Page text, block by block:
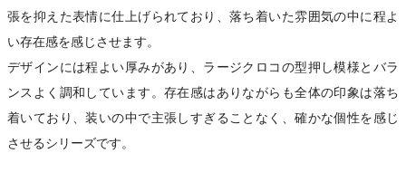
張を抑えた表情に仕上げられており、落ち着いた雰囲気の中に程よ
い存在感を感じさせます。
デザインには程よい厚みがあり、ラージクロコの型押し模様とバラ
ンスよく調和しています。存在感はありながらも全体の印象は落ち
着いており、装いの中で主張しすぎることなく、確かな個性を感じ
させるシリーズです。